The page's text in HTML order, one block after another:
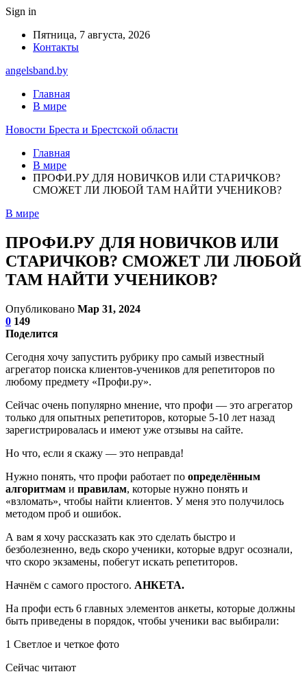
Sign in
Пятница, 7 августа, 2026
Контакты
angelsband.by
Главная
В мире
Новости Бреста и Брестской области
Главная
В мире
ПРОФИ.РУ ДЛЯ НОВИЧКОВ ИЛИ СТАРИЧКОВ?
СМОЖЕТ ЛИ ЛЮБОЙ ТАМ НАЙТИ УЧЕНИКОВ?
В мире
ПРОФИ.РУ ДЛЯ НОВИЧКОВ ИЛИ
СТАРИЧКОВ? СМОЖЕТ ЛИ ЛЮБОЙ
ТАМ НАЙТИ УЧЕНИКОВ?
Опубликовано Мар 31, 2024
0 149
Поделится
Сегодня хочу запустить рубрику про самый известный
агрегатор поиска клиентов-учеников для репетиторов по
любому предмету «Профи.ру».
Сейчас очень популярно мнение, что профи — это агрегатор
только для опытных репетиторов, которые 5-10 лет назад
зарегистрировалась и имеют уже отзывы на сайте.
Но что, если я скажу — это неправда!
Нужно понять, что профи работает по определённым
алгоритмам и правилам, которые нужно понять и
«взломать», чтобы найти клиентов. У меня это получилось
методом проб и ошибок.
А вам я хочу рассказать как это сделать быстро и
безболезненно, ведь скоро ученики, которые вдруг осознали,
что скоро экзамены, побегут искать репетиторов.
Начнём с самого простого. АНКЕТА.
На профи есть 6 главных элементов анкеты, которые должны
быть приведены в порядок, чтобы ученики вас выбирали:
1 Светлое и четкое фото
Сейчас читают